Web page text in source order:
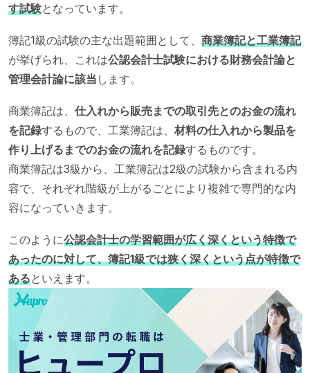
す試験となっています。
簿記1級の試験の主な出題範囲として、 商業簿記と工業簿記
が挙げられ、これは公認会計士試験における財務会計論と
管理会計論に該当 します。
商業簿記は、 仕入れから販売までの取引先とのお金の流れ
を記録するもので、工業簿記は、 材料の仕入れから製品を
作り上げるまでのお金の流れを記録するものです。
商業簿記は3級から、工業簿記は2級の試験から含まれる内
容で、それぞれ階級が上がるごとにより複雑で専門的な内
容になっていきます。
このように公認会計士の学習範囲が広く深くという特徴で
あったのに対して、簿記1級では狭く深くという点が特徴で
あるといえます。